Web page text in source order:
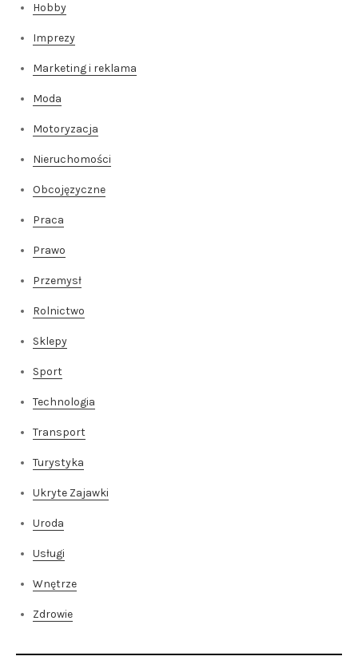
Hobby
Imprezy
Marketing i reklama
Moda
Motoryzacja
Nieruchomości
Obcojęzyczne
Praca
Prawo
Przemysł
Rolnictwo
Sklepy
Sport
Technologia
Transport
Turystyka
Ukryte Zajawki
Uroda
Usługi
Wnętrze
Zdrowie